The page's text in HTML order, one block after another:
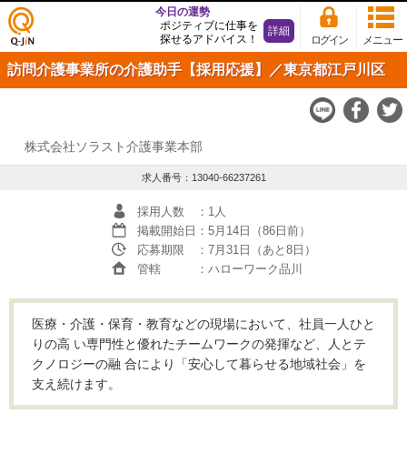
仕事
探し
の求
Q-JiN
メニュー
ログイン
今日の運勢
ポジティブに仕事を
探せるアドバイス！
詳細
訪問介護事業所の介護助手【採用応援】／東京都江戸川区
株式会社ソラスト介護事業本部
求人番号：13040-66237261
採用人数
：1人
掲載開始日 ：5月14日（86日前）
応募期限
：7月31日（あと8日）
管轄
：ハローワーク品川
医療・介護・保育・教育などの現場において、社員一人ひと
りの高 い専門性と優れたチームワークの発揮など、人とテ
クノロジーの融 合により「安心して暮らせる地域社会」を
支え続けます。